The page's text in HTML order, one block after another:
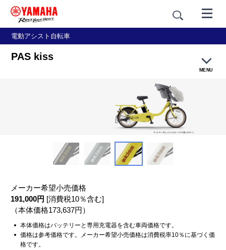
電動アシスト自転車
PAS kiss
MENU
販売店・試乗車店検索
カタログ請求
メーカー希望小売価格
191,000円 [消費税10％含む]
（本体価格173,637円）
本体価格はバッテリーと専用充電器を含む車両価格です。
価格は参考価格です。メーカー希望小売価格は消費税率10％に基づく価
格です。